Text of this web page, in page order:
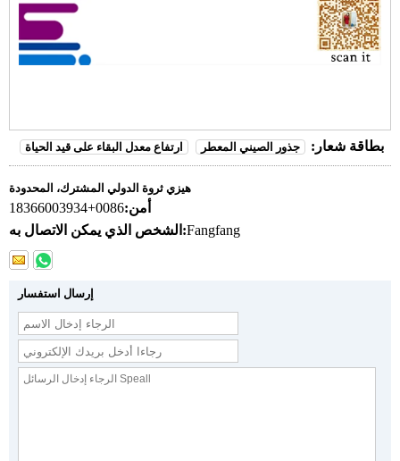
بطاقة شعار: جذور الصيني المعطر ارتفاع معدل البقاء على قيد الحياة
هيزي ثروة الدولي المشترك، المحدودة
أمن:0086+18366003934
الشخص الذي يمكن الاتصال به:Fangfang
إرسال استفسار